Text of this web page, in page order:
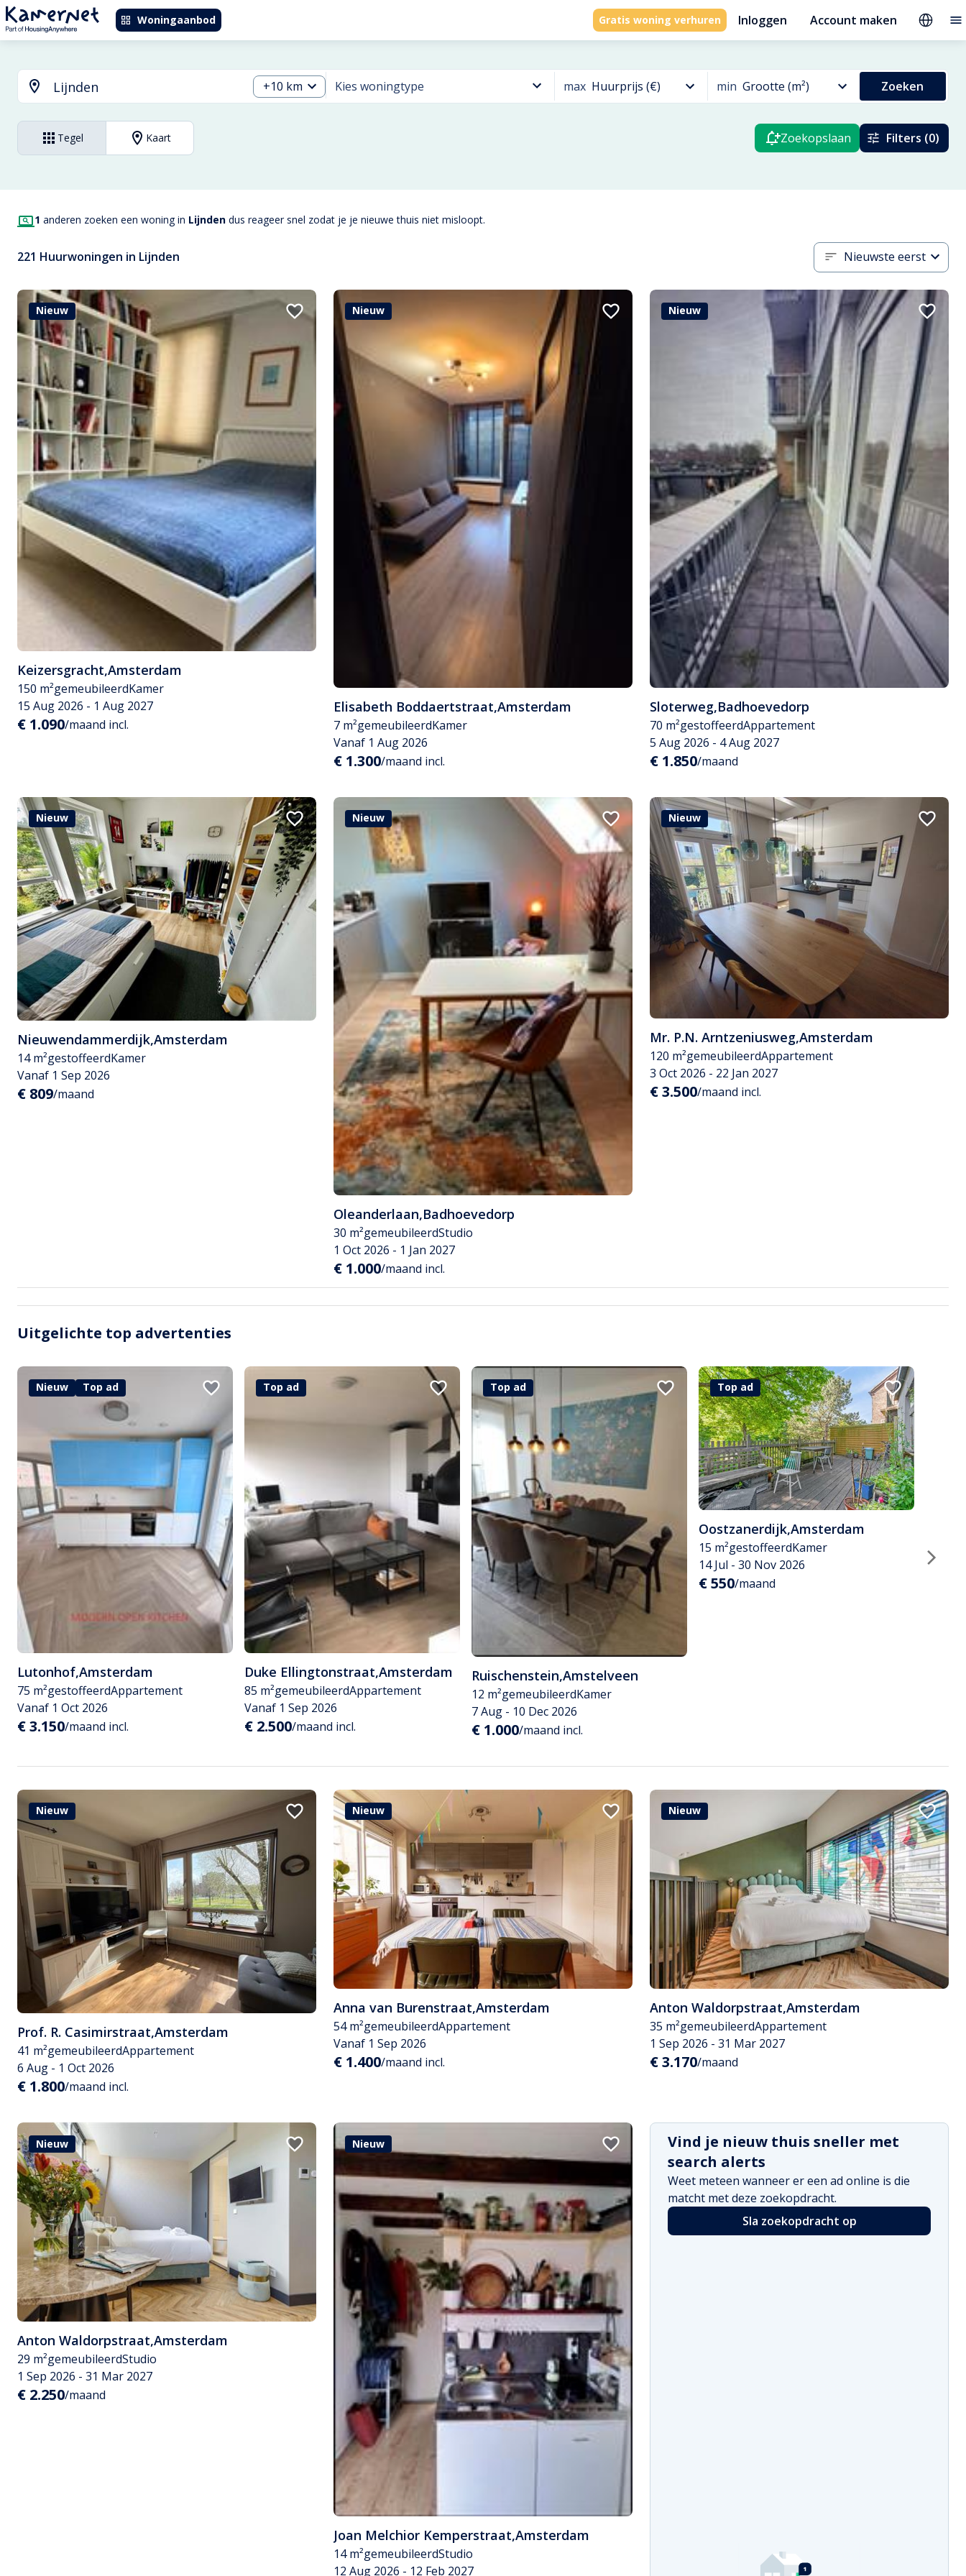
Woningaanbod Gratis woning verhuren Inloggen Account maken
+10 km Kies woningtype max Huurprijs (€) min Grootte (m²) Zoeken
Tegel Kaart Zoekopslaan Filters (0)
1 anderen zoeken een woning in Lijnden dus reageer snel zodat je je nieuwe thuis niet misloopt.
221 Huurwoningen in Lijnden Nieuwste eerst
Nieuw
Keizersgracht,Amsterdam
150 m²gemeubileerdKamer
15 Aug 2026 - 1 Aug 2027
€ 1.090/maand incl.
Nieuw
Elisabeth Boddaertstraat,Amsterdam
7 m²gemeubileerdKamer
Vanaf 1 Aug 2026
€ 1.300/maand incl.
Nieuw
Sloterweg,Badhoevedorp
70 m²gestoffeerdAppartement
5 Aug 2026 - 4 Aug 2027
€ 1.850/maand
Nieuw
Nieuwendammerdijk,Amsterdam
14 m²gestoffeerdKamer
Vanaf 1 Sep 2026
€ 809/maand
Nieuw
Oleanderlaan,Badhoevedorp
30 m²gemeubileerdStudio
1 Oct 2026 - 1 Jan 2027
€ 1.000/maand incl.
Nieuw
Mr. P.N. Arntzeniusweg,Amsterdam
120 m²gemeubileerdAppartement
3 Oct 2026 - 22 Jan 2027
€ 3.500/maand incl.
Uitgelichte top advertenties
Nieuw Top ad
Lutonhof,Amsterdam
75 m²gestoffeerdAppartement
Vanaf 1 Oct 2026
€ 3.150/maand incl.
Top ad
Duke Ellingtonstraat,Amsterdam
85 m²gemeubileerdAppartement
Vanaf 1 Sep 2026
€ 2.500/maand incl.
Top ad
Ruischenstein,Amstelveen
12 m²gemeubileerdKamer
7 Aug - 10 Dec 2026
€ 1.000/maand incl.
Top ad
Oostzanerdijk,Amsterdam
15 m²gestoffeerdKamer
14 Jul - 30 Nov 2026
€ 550/maand
Nieuw
Prof. R. Casimirstraat,Amsterdam
41 m²gemeubileerdAppartement
6 Aug - 1 Oct 2026
€ 1.800/maand incl.
Nieuw
Anna van Burenstraat,Amsterdam
54 m²gemeubileerdAppartement
Vanaf 1 Sep 2026
€ 1.400/maand incl.
Nieuw
Anton Waldorpstraat,Amsterdam
35 m²gemeubileerdAppartement
1 Sep 2026 - 31 Mar 2027
€ 3.170/maand
Nieuw
Anton Waldorpstraat,Amsterdam
29 m²gemeubileerdStudio
1 Sep 2026 - 31 Mar 2027
€ 2.250/maand
Nieuw
Joan Melchior Kemperstraat,Amsterdam
14 m²gemeubileerdStudio
12 Aug 2026 - 12 Feb 2027
Vind je nieuw thuis sneller met
search alerts
Weet meteen wanneer er een ad online is die
matcht met deze zoekopdracht.
Sla zoekopdracht op